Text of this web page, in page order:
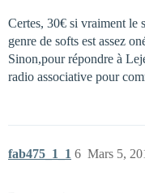
Certes, 30€ si vraiment le
genre de softs est assez
Sinon,pour répondre à
radio associative pour
fab475_1_1 Mars 5,
6